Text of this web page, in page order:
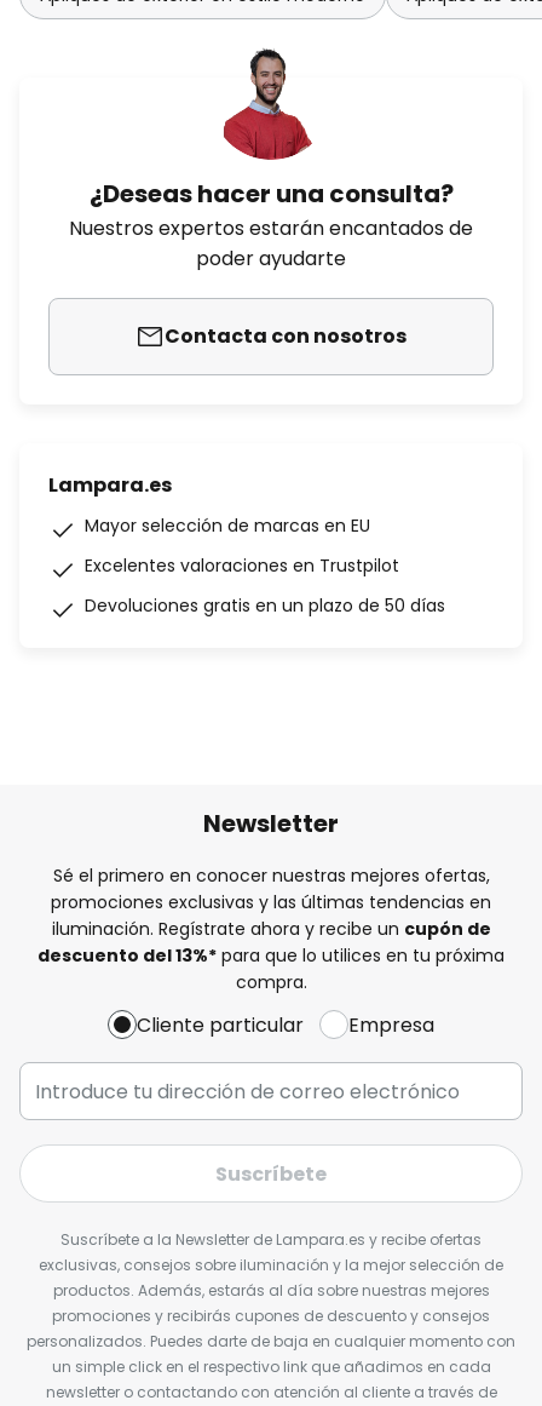
¿Deseas hacer una consulta?
Nuestros expertos estarán encantados de
poder ayudarte
Contacta con nosotros
Lampara.es
Mayor selección de marcas en EU
Excelentes valoraciones en Trustpilot
Devoluciones gratis en un plazo de 50 días
Newsletter
Sé el primero en conocer nuestras mejores ofertas,
promociones exclusivas y las últimas tendencias en
iluminación. Regístrate ahora y recibe un cupón de
descuento del13%* para que lo utilices en tu próxima
compra.
Cliente particular Empresa
Suscríbete
Suscríbete a la Newsletter de Lampara.es y recibe ofertas
exclusivas, consejos sobre iluminación y la mejor selección de
productos. Además, estarás al día sobre nuestras mejores
promociones y recibirás cupones de descuento y consejos
personalizados. Puedes darte de baja en cualquier momento con
un simple click en el respectivo link que añadimos en cada
newsletter o contactando con atención al cliente a través de